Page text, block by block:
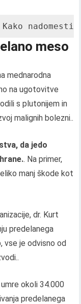
Kako
meso
mednarodna
na ugotovitve
s plutonijem in
malignih bolezni..
da jedo
. Na primer,
manj škode kot
dr. Kurt
predelanega
vse je odvisno od
okoli 34.000
predelanega